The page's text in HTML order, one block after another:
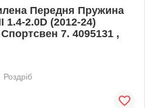
Передня Пружина
1.4-2.0D (2012-24)
7. 4095131 ,
Роздріб